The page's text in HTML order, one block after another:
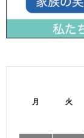
月 火